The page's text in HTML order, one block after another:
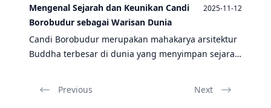
panjang perjuangan bangsa Indonesia melawan
penjajahan.
Mengenal Sejarah dan Keunikan Candi
Borobudur sebagai Warisan Dunia
2025-11-12
Candi Borobudur merupakan mahakarya arsitektur
Buddha terbesar di dunia yang menyimpan sejarah
Previous Next